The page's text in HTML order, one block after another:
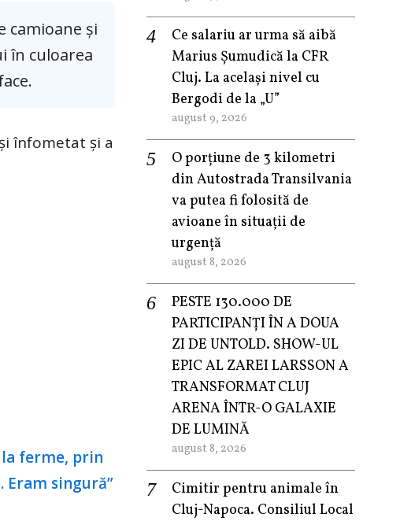
camioane și
în culoarea
înfometat și a
Ce salariu ar urma să aibă
Marius Șumudică la CFR
Cluj. La același nivel cu
Bergodi de la „U”
august 9, 2026
O porțiune de 3 kilometri
din Autostrada Transilvania
va putea fi folosită de
avioane în situații de
urgență
august 8, 2026
PESTE 130.000 DE
PARTICIPANȚI ÎN A DOUA
ZI DE UNTOLD. SHOW-UL
EPIC AL ZAREI LARSSON A
TRANSFORMAT CLUJ
ARENA ÎNTR-O GALAXIE
DE LUMINĂ
august 8, 2026
Cimitir pentru animale în
Cluj-Napoca. Consiliul Local